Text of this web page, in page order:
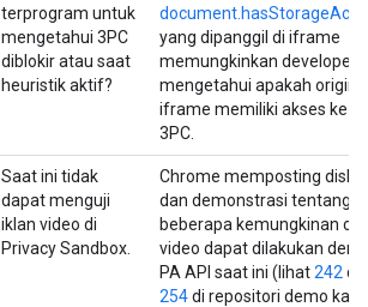
terprogram untuk
mengetahui 3PC
diblokir atau saat
heuristik aktif?
yang dipanggil di iframe
memungkinkan developer
mengetahui apakah origin
iframe memiliki akses ke
3PC.
Saat ini tidak
dapat menguji
iklan video di
Privacy Sandbox.
Chrome memposting
dan demonstrasi tentang
beberapa kemungkinan
video dapat dilakukan
PA API saat ini (lihat242
254di repositori demo kami